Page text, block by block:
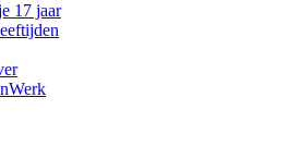
17 jaar